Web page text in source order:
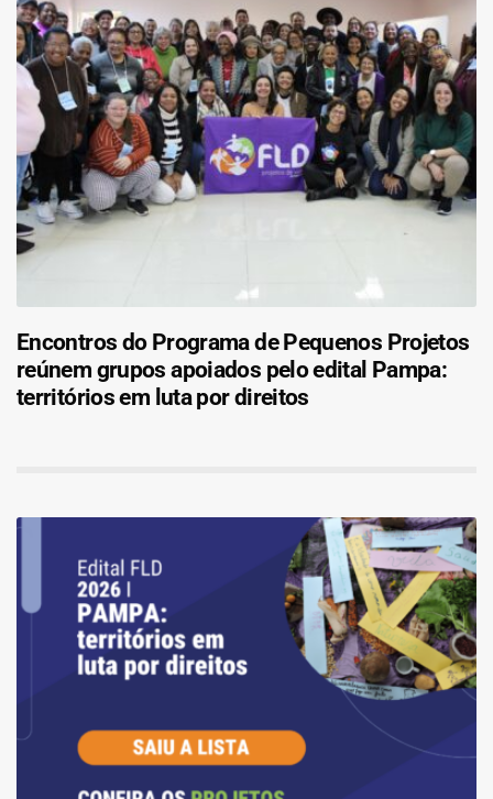
Encontros do Programa de Pequenos Projetos
reúnem grupos apoiados pelo edital Pampa:
territórios em luta por direitos